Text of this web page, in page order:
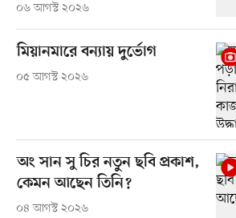
০৬ আগস্ট ২০২৬
মিয়ানমারে বন্যায় দুর্ভোগ
০৫ আগস্ট ২০২৬
অং সান সু চির নতুন ছবি প্রকাশ,
কেমন আছেন তিনি?
০৪ আগস্ট ২০২৬